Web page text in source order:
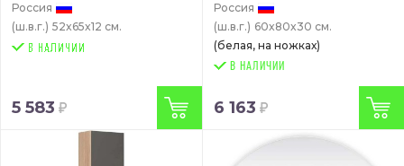
Россия
(ш.в.г.) 52x65x12 см.
5 583
Россия
(ш.в.г.) 60x80x30 см.
(белая, на ножках)
В НАЛИЧИИ
6 163